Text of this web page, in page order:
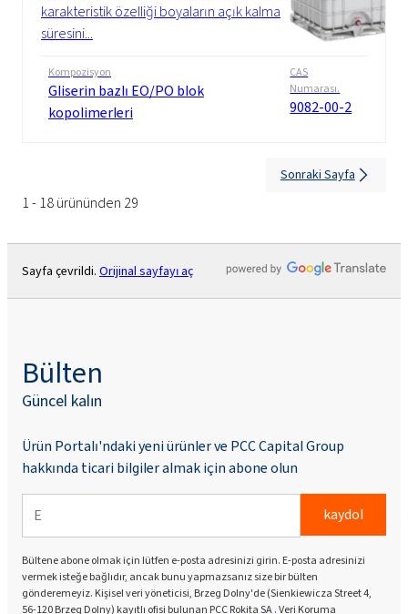
karakteristik özelliği boyaların açık kalma
süresini...
Kompozisyon
Gliserin bazlı EO/PO blok
kopolimerleri
CAS
Numarası.
9082-00-2
1 - 18 ürününden 29
Sonraki Sayfa
Sayfa çevrildi. Orijinal sayfayı aç
Bülten
Güncel kalın
Ürün Portalı'ndaki yeni ürünler ve PCC Capital Group
hakkında ticari bilgiler almak için abone olun
kaydol
Bültene abone olmak için lütfen e-posta adresinizi girin. E-posta adresinizi
vermek isteğe bağlıdır, ancak bunu yapmazsanız size bir bülten
gönderemeyiz. Kişisel veri yöneticisi, Brzeg Dolny'de (Sienkiewicza Street 4,
56-120 Brzeg Dolny) kayıtlı ofisi bulunan PCC Rokita SA . Veri Koruma